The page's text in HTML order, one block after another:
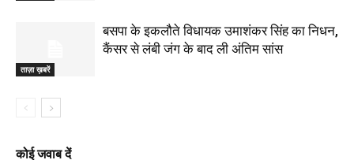
ताज़ा ख़बरें
बसपा के इकलौते विधायक उमाशंकर सिंह का निधन,
कैंसर से लंबी जंग के बाद ली अंतिम सांस
कोई जवाब दें